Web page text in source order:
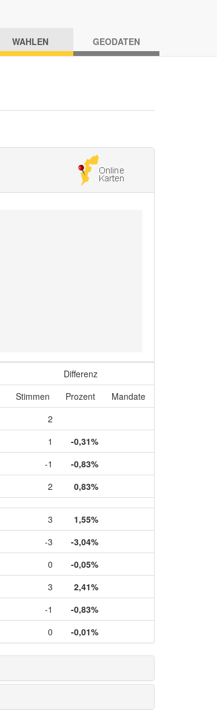
WAHLEN GEODATEN
Differenz
Stimmen Prozent
Mandate
2
1
-0,31%
-1
-0,83%
2 0,83%
3
1,55%
-3
-3,04%
0
-0,05%
3
2,41%
-1
-0,83%
0 -0,01%